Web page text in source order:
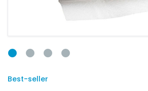
Best-seller
Mot de passe